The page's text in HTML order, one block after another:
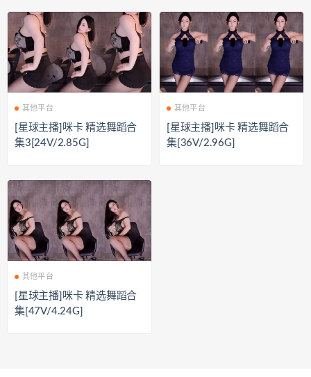
其他平台
[星球主播]咪卡 精选舞蹈合
集3[24V/2.85G]
其他平台
[星球主播]咪卡 精选舞蹈合
集[36V/2.96G]
其他平台
[星球主播]咪卡 精选舞蹈合
集[47V/4.24G]